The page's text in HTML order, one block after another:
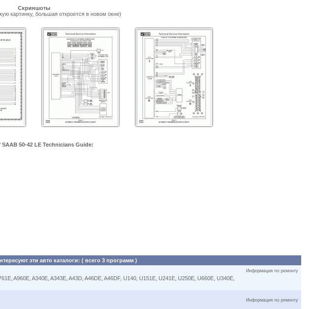
Скриншоты
картинку, большая откроется в новом окне)
50-42 LE Technicians Guide:
эти авто каталоги: ( всего 3 программ )
A960E, A340E, A343E, A43D, A46DE, A46DF, U140, U151E, U241E, U250E, U660E, U340E,
Информация по ремонту
Информация по ремонту